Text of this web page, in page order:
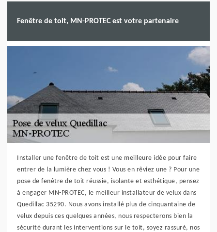
Fenêtre de toit, MN-PROTEC est votre partenaire
Installer une fenêtre de toit est une meilleure idée pour faire
entrer de la lumière chez vous ! Vous en rêviez une ? Pour une
pose de fenêtre de toit réussie, isolante et esthétique, pensez
à engager MN-PROTEC, le meilleur installateur de velux dans
Quedillac 35290. Nous avons installé plus de cinquantaine de
velux depuis ces quelques années, nous respecterons bien la
sécurité durant les interventions sur le toit, soyez rassuré, nos